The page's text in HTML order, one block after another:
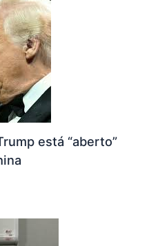
está “aberto”